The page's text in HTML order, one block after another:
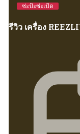
ซ่ะป้ะซ่ะเป้ด
รีวิว เครื่อง